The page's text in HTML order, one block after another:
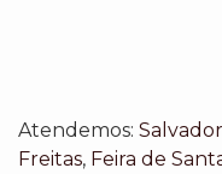
Atendemos: Salvador
Freitas, Feira de